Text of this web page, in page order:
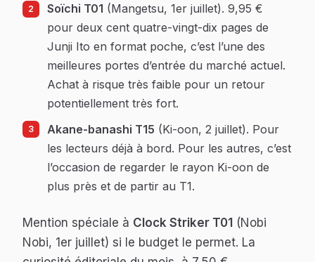
Soïchi T01 (Mangetsu, 1er juillet). 9,95 €
pour deux cent quatre-vingt-dix pages de
Junji Ito en format poche, c’est l’une des
meilleures portes d’entrée du marché actuel.
Achat à risque très faible pour un retour
potentiellement très fort.
Akane-banashi T15 (Ki-oon, 2 juillet). Pour
les lecteurs déjà à bord. Pour les autres, c’est
l’occasion de regarder le rayon Ki-oon de
plus près et de partir au T1.
Mention spéciale à Clock Striker T01 (Nobi
Nobi, 1er juillet) si le budget le permet. La